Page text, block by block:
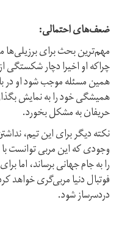
ضعف‌های احتمالی:
مهم‌ترین بحث برای برزیلی‌ها
چراکه او اخیرا دچار شکستگی
همیشگی خود را به نمایش
حریفان به مشکل بخورد.
نکته دیگر برای این تیم،
وجودی که این مربی توانست
را به جام جهانی برساند، اما
فوتبال دنیا مربی‌گری خواهد
دردسرساز شود.